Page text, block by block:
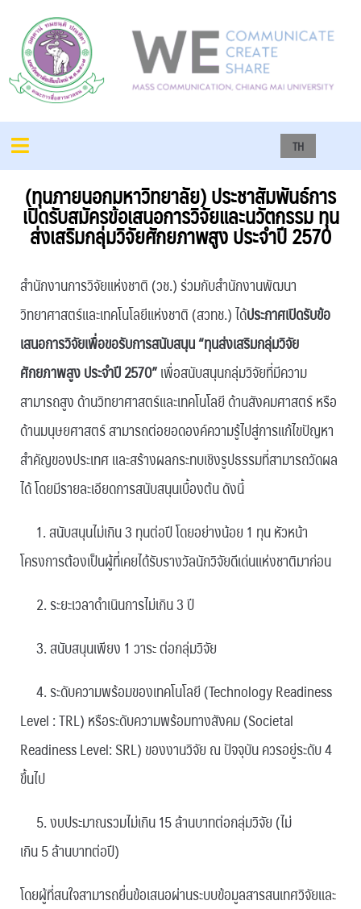
TH
(ทุนภายนอกมหาวิทยาลัย) ประชาสัมพันธ์การ
เปิดรับสมัครข้อเสนอการวิจัยและนวัตกรรม ทุน
ส่งเสริมกลุ่มวิจัยศักยภาพสูง ประจำปี 2570
สำนักงานการวิจัยแห่งชาติ (วช.) ร่วมกับสำนักงานพัฒนา
วิทยาศาสตร์และเทคโนโลยีแห่งชาติ (สวทช.) ได้ประกาศเปิดรับข้อ
เสนอการวิจัยเพื่อขอรับการสนับสนุน “ทุนส่งเสริมกลุ่มวิจัย
ศักยภาพสูง ประจำปี 2570”เพื่อสนับสนุนกลุ่มวิจัยที่มีความ
สามารถสูง ด้านวิทยาศาสตร์และเทคโนโลยี ด้านสังคมศาสตร์ หรือ
ด้านมนุษยศาสตร์ สามารถต่อยอดองค์ความรู้ไปสู่การแก้ไขปัญหา
สำคัญของประเทศ และสร้างผลกระทบเชิงรูปธรรมที่สามารถวัดผล
ได้ โดยมีรายละเอียดการสนับสนุนเบื้องต้น ดังนี้
1. สนับสนุนไม่เกิน 3 ทุนต่อปี โดยอย่างน้อย 1 ทุน หัวหน้า
โครงการต้องเป็นผู้ที่เคยได้รับรางวัลนักวิจัยดีเด่นแห่งชาติมาก่อน
2. ระยะเวลาดำเนินการไม่เกิน 3 ปี
3. สนับสนุนเพียง 1 วาระ ต่อกลุ่มวิจัย
4. ระดับความพร้อมของเทคโนโลยี (Technology Readiness
Level : TRL) หรือระดับความพร้อมทางสังคม (Societal
Readiness Level: SRL) ของงานวิจัย ณ ปัจจุบัน ควรอยู่ระดับ 4
ขึ้นไป
5. งบประมาณรวมไม่เกิน 15 ล้านบาทต่อกลุ่มวิจัย (ไม่
เกิน 5 ล้านบาทต่อปี)
โดยผู้ที่สนใจสามารถยื่นข้อเสนอผ่านระบบข้อมูลสารสนเทศวิจัยและ